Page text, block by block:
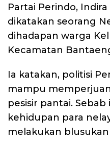
Partai Perindo,
dikatakan seorang
dihadapan warga
Kecamatan
Ia katakan, politisi
mampu
pesisir pantai.
kehidupan para
melakukan